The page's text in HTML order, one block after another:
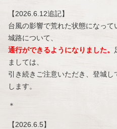
【2026.6.12追記】
台風の影響で荒れた状態になっ
城路について、
通行ができるようになりました。
ましては、
引き続きご注意いただき、登城
します。
＊
【2026.6.5】